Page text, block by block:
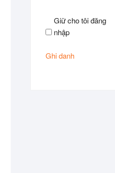
Giữ cho tôi đăng
nhập
Ghi danh